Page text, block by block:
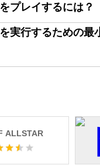
プレイするには？
実行するための最
ALLSTAR